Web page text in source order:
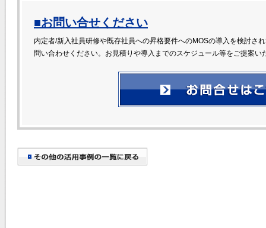
■お問い合せください
内定者/新入社員研修や既存社員への昇格要件へのMOSの導入を検討さ
問い合わせください。お見積りや導入までのスケジュール等をご提案い